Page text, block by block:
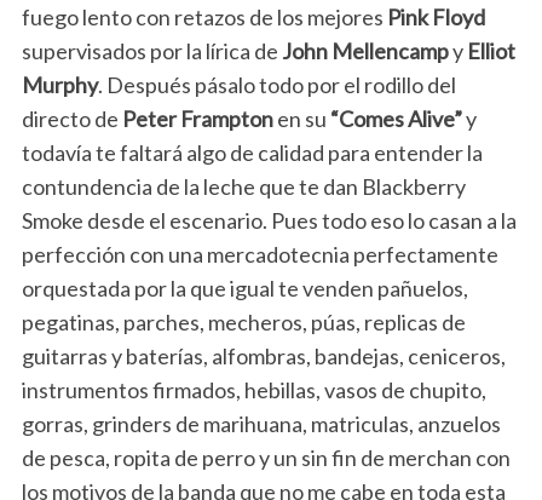
fuego lento con retazos de los mejores Pink Floyd
supervisados por la lírica de John Mellencampy Elliot
Murphy. Después pásalo todo por el rodillo del
directo de Peter Framptonen su “Comes Alive”y
todavía te faltará algo de calidad para entender la
contundencia de la leche que te dan Blackberry
Smoke desde el escenario. Pues todo eso lo casan a la
perfección con una mercadotecnia perfectamente
orquestada por la que igual te venden pañuelos,
pegatinas, parches, mecheros, púas, replicas de
guitarras y baterías, alfombras, bandejas, ceniceros,
instrumentos firmados, hebillas, vasos de chupito,
gorras, grinders de marihuana, matriculas, anzuelos
de pesca, ropita de perro y un sin fin de merchan con
los motivos de la banda que no me cabe en toda esta